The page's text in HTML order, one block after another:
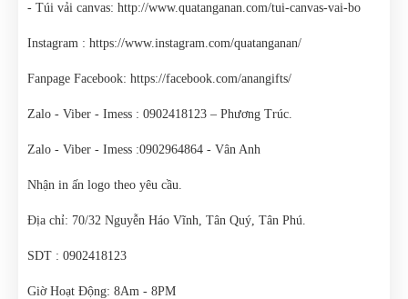
- Túi vải canvas: http://www.quatanganan.com/tui-canvas-vai-bo
Instagram : https://www.instagram.com/quatanganan/
Fanpage Facebook: https://facebook.com/anangifts/
Zalo - Viber - Imess : 0902418123 – Phương Trúc.
Zalo - Viber - Imess :0902964864 - Vân Anh
Nhận in ấn logo theo yêu cầu.
Địa chỉ: 70/32 Nguyễn Háo Vĩnh, Tân Quý, Tân Phú.
SDT : 0902418123
Giờ Hoạt Động: 8Am - 8PM